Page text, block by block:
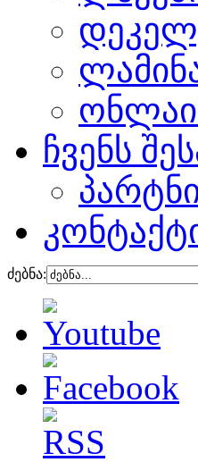
ჩვენს
ძებნა: